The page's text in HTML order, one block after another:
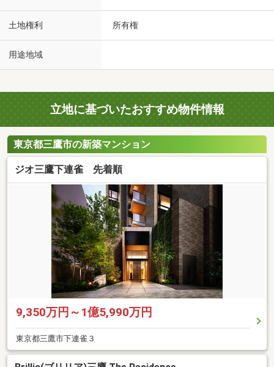
土地権利 所有権
用途地域
立地に基づいたおすすめ物件情報
東京都三鷹市の新築マンション
ジオ三鷹下連雀 先着順
9,350万円～1億5,990万円
東京都三鷹市下連雀３